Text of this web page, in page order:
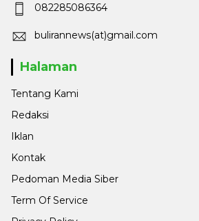
082285086364
bulirannews(at)gmail.com
Halaman
Tentang Kami
Redaksi
Iklan
Kontak
Pedoman Media Siber
Term Of Service